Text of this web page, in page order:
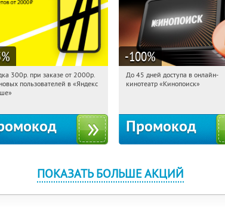
%
Получили:65
300р. при заказе от 2000р.
пользователей в «Яндекс
-100%
07:32:15 Получили:
До 45 дней доступа в онлайн-
кинотеатр «Кинопоиск»
Промокод
ПОКАЗАТЬ БОЛЬШЕ АКЦИЙ